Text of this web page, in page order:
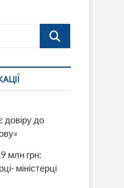
Поиск…
довіру до
млн грн:
міністерці